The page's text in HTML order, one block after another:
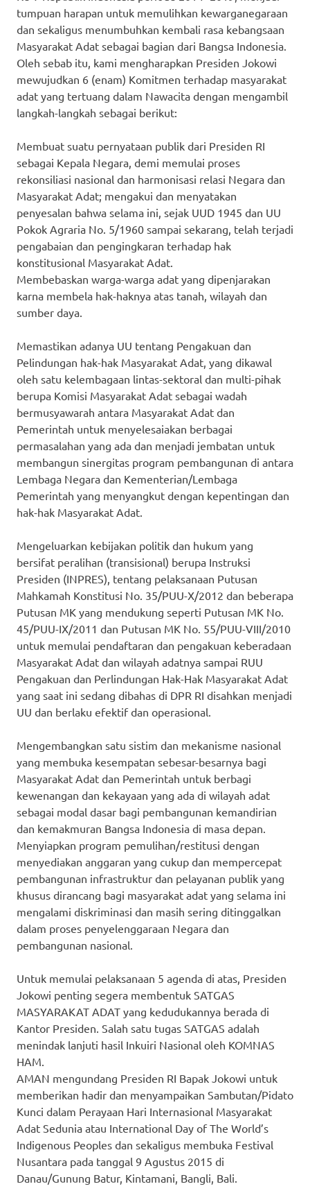
tumpuan harapan untuk memulihkan kewarganegaraan
dan sekaligus menumbuhkan kembali rasa kebangsaan
Masyarakat Adat sebagai bagian dari Bangsa Indonesia.
Oleh sebab itu, kami mengharapkan Presiden Jokowi
mewujudkan 6 (enam) Komitmen terhadap masyarakat
adat yang tertuang dalam Nawacita dengan mengambil
langkah-langkah sebagai berikut:
Membuat suatu pernyataan publik dari Presiden RI
sebagai Kepala Negara, demi memulai proses
rekonsiliasi nasional dan harmonisasi relasi Negara dan
Masyarakat Adat; mengakui dan menyatakan
penyesalan bahwa selama ini, sejak UUD 1945 dan UU
Pokok Agraria No. 5/1960 sampai sekarang, telah terjadi
pengabaian dan pengingkaran terhadap hak
konstitusional Masyarakat Adat.
Membebaskan warga-warga adat yang dipenjarakan
karna membela hak-haknya atas tanah, wilayah dan
sumber daya.
Memastikan adanya UU tentang Pengakuan dan
Pelindungan hak-hak Masyarakat Adat, yang dikawal
oleh satu kelembagaan lintas-sektoral dan multi-pihak
berupa Komisi Masyarakat Adat sebagai wadah
bermusyawarah antara Masyarakat Adat dan
Pemerintah untuk menyelesaiakan berbagai
permasalahan yang ada dan menjadi jembatan untuk
membangun sinergitas program pembangunan di antara
Lembaga Negara dan Kementerian/Lembaga
Pemerintah yang menyangkut dengan kepentingan dan
hak-hak Masyarakat Adat.
Mengeluarkan kebijakan politik dan hukum yang
bersifat peralihan (transisional) berupa Instruksi
Presiden (INPRES), tentang pelaksanaan Putusan
Mahkamah Konstitusi No. 35/PUU-X/2012 dan beberapa
Putusan MK yang mendukung seperti Putusan MK No.
45/PUU-IX/2011 dan Putusan MK No. 55/PUU-VIII/2010
untuk memulai pendaftaran dan pengakuan keberadaan
Masyarakat Adat dan wilayah adatnya sampai RUU
Pengakuan dan Perlindungan Hak-Hak Masyarakat Adat
yang saat ini sedang dibahas di DPR RI disahkan menjadi
UU dan berlaku efektif dan operasional.
Mengembangkan satu sistim dan mekanisme nasional
yang membuka kesempatan sebesar-besarnya bagi
Masyarakat Adat dan Pemerintah untuk berbagi
kewenangan dan kekayaan yang ada di wilayah adat
sebagai modal dasar bagi pembangunan kemandirian
dan kemakmuran Bangsa Indonesia di masa depan.
Menyiapkan program pemulihan/restitusi dengan
menyediakan anggaran yang cukup dan mempercepat
pembangunan infrastruktur dan pelayanan publik yang
khusus dirancang bagi masyarakat adat yang selama ini
mengalami diskriminasi dan masih sering ditinggalkan
dalam proses penyelenggaraan Negara dan
pembangunan nasional.
Untuk memulai pelaksanaan 5 agenda di atas, Presiden
Jokowi penting segera membentuk SATGAS
MASYARAKAT ADAT yang kedudukannya berada di
Kantor Presiden. Salah satu tugas SATGAS adalah
menindak lanjuti hasil Inkuiri Nasional oleh KOMNAS
HAM.
AMAN mengundang Presiden RI Bapak Jokowi untuk
memberikan hadir dan menyampaikan Sambutan/Pidato
Kunci dalam Perayaan Hari Internasional Masyarakat
Adat Sedunia atau International Day of The World’s
Indigenous Peoples dan sekaligus membuka Festival
Nusantara pada tanggal 9 Agustus 2015 di
Danau/Gunung Batur, Kintamani, Bangli, Bali.